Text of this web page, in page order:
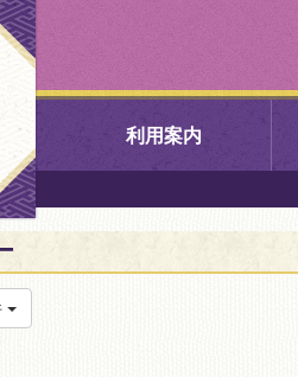
利用案内
中央図書館
北図書館